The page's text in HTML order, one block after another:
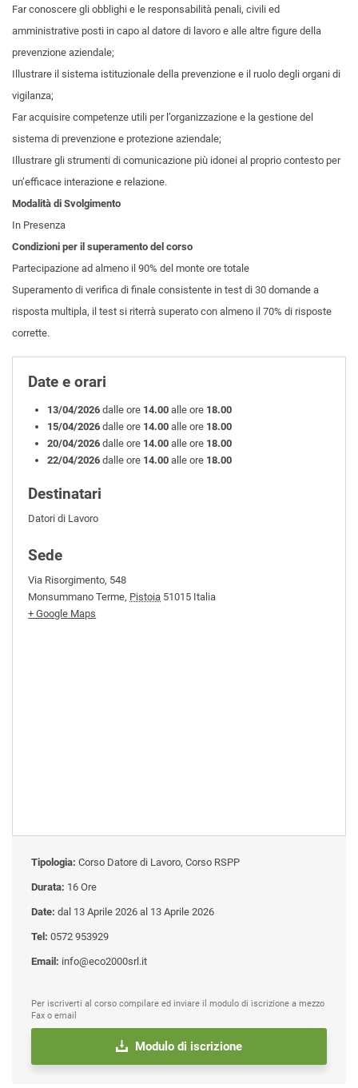
Far conoscere gli obblighi e le responsabilità penali, civili ed
amministrative posti in capo al datore di lavoro e alle altre figure della
prevenzione aziendale;
Illustrare il sistema istituzionale della prevenzione e il ruolo degli organi di
vigilanza;
Far acquisire competenze utili per l’organizzazione e la gestione del
sistema di prevenzione e protezione aziendale;
Illustrare gli strumenti di comunicazione più idonei al proprio contesto per
un’efficace interazione e relazione.
Modalità di Svolgimento
In Presenza
Condizioni per il superamento del corso
Partecipazione ad almeno il 90% del monte ore totale
Superamento di verifica di finale consistente in test di 30 domande a
risposta multipla, il test si riterrà superato con almeno il 70% di risposte
corrette.
Date e orari
13/04/2026 dalle ore 14.00 alle ore 18.00
15/04/2026dalle ore 14.00 alle ore 18.00
20/04/2026dalle ore 14.00 alle ore 18.00
22/04/2026dalle ore 14.00 alle ore 18.00
Destinatari
Datori di Lavoro
Sede
Via Risorgimento, 548
Monsummano Terme, Pistoia 51015 Italia
+ Google Maps
Tipologia: Corso Datore di Lavoro, Corso RSPP
Durata: 16 Ore
Date: dal 13 Aprile 2026 al 13 Aprile 2026
Tel: 0572 953929
Email: info@eco2000srl.it
Per iscriverti al corso compilare ed inviare il modulo di iscrizione a mezzo
Fax o email
Modulo di iscrizione